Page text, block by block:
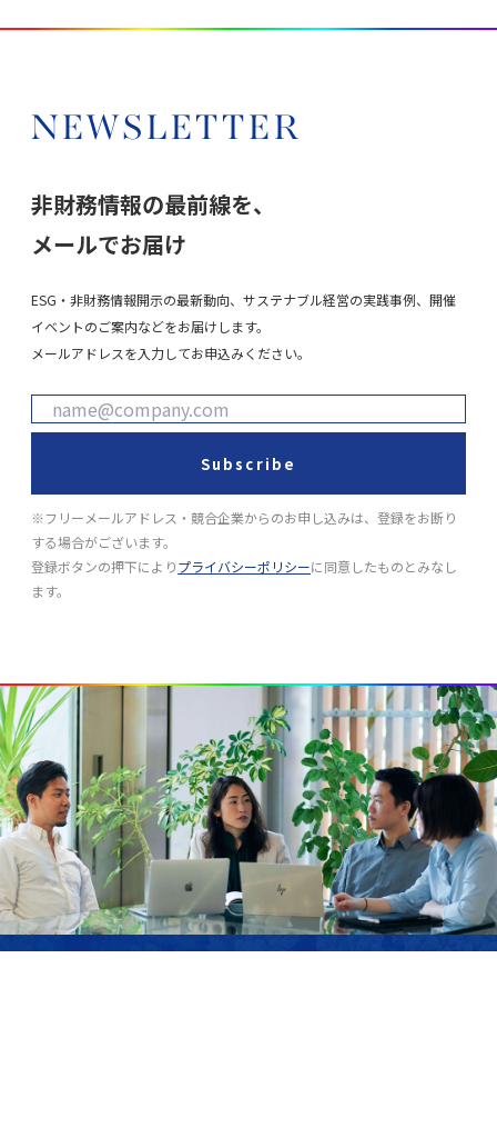
NEWSLETTER
非財務情報の最前線を、
メールでお届け
ESG・非財務情報開示の最新動向、サステナブル経営の実践事例、開催
イベントのご案内などをお届けします。
メールアドレスを入力してお申込みください。
Subscribe
※フリーメールアドレス・競合企業からのお申し込みは、登録をお断り
する場合がございます。
登録ボタンの押下によりプライバシーポリシーに同意したものとみなし
ます。